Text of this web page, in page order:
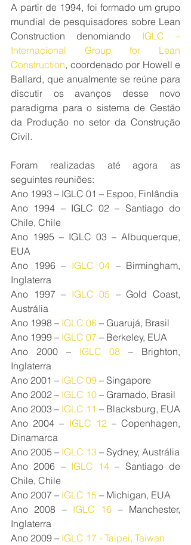
A partir de 1994, foi formado um grupo
mundial de pesquisadores sobre Lean
Construction denomiando IGLC –
Internacional Group for Lean
Construction, coordenado por Howell e
Ballard, que anualmente se reúne para
discutir os avanços desse novo
paradigma para o sistema de Gestão
da Produção no setor da Construção
Civil.
Foram realizadas até agora as
seguintes reuniões:
Ano 1993 – IGLC 01 – Espoo, Finlândia
Ano 1994 – IGLC 02 – Santiago do
Chile, Chile
Ano 1995 – IGLC 03 – Albuquerque,
EUA
Ano 1996 – IGLC 04 – Birmingham,
Inglaterra
Ano 1997 – IGLC 05 – Gold Coast,
Austrália
Ano 1998 – IGLC 06 – Guarujá, Brasil
Ano 1999 – IGLC 07 – Berkeley, EUA
Ano 2000 – IGLC 08 – Brighton,
Inglaterra
Ano 2001 – IGLC 09 – Singapore
Ano 2002 – IGLC 10 – Gramado, Brasil
Ano 2003 – IGLC 11 – Blacksburg, EUA
Ano 2004 – IGLC 12 – Copenhagen,
Dinamarca
Ano 2005 – IGLC 13 – Sydney, Austrália
Ano 2006 – IGLC 14 – Santiago de
Chile, Chile
Ano 2007 – IGLC 15 – Michigan, EUA
Ano 2008 – IGLC 16 – Manchester,
Inglaterra
Ano 2009 – IGLC 17 - Taipei, Taiwan